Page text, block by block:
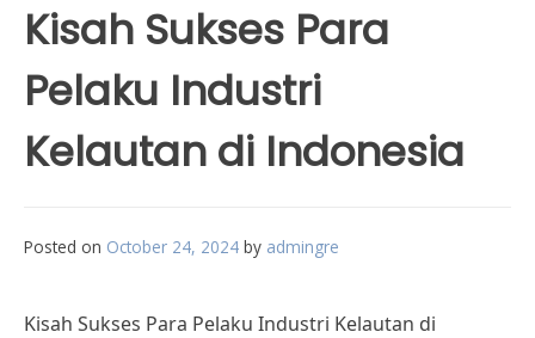
Kisah Sukses Para
Pelaku Industri
Kelautan di Indonesia
Posted on October 24, 2024 by admingre
Kisah Sukses Para Pelaku Industri Kelautan di